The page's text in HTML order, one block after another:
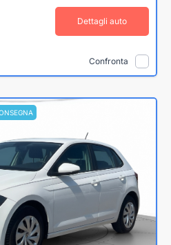
Dettagli auto
Confronta